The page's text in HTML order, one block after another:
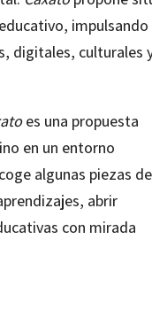
impulsando
digitales, culturales
es una propuesta
en un entorno
algunas piezas
abrir
con mirada